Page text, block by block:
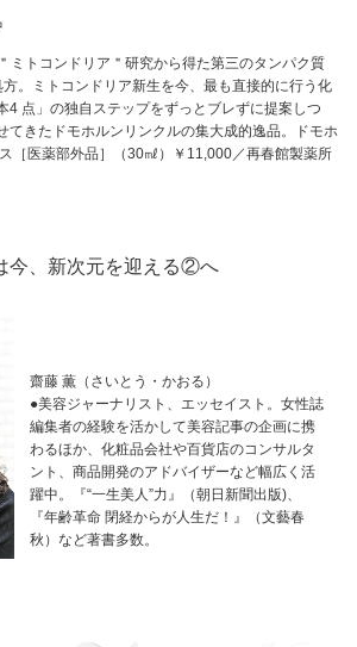
ミトコンドリア＂研究から得た第三のタンパク質
方。ミトコンドリア新生を今、最も直接的に行う化
4 点」の独自ステップをずっとブレずに提案しつ
てきたドモホルンリンクルの集大成的逸品。ドモホ
［医薬部外品］（30㎖）￥11,000／再春館製薬所
今、新次元を迎える②へ
齋藤 薫（さいとう・かおる）
●美容ジャーナリスト、エッセイスト。女性誌
編集者の経験を活かして美容記事の企画に携
わるほか、化粧品会社や百貨店のコンサルタ
ント、商品開発のアドバイザーなど幅広く活
躍中。『“一生美人”力』（朝日新聞出版)、
『年齢革命 閉経からが人生だ！』（文藝春
秋）など著書多数。